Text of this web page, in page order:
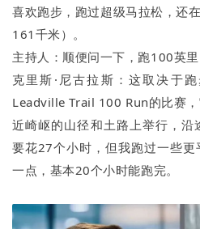
喜欢跑步，跑过超级马拉松，还
161千米）。
主持人：顺便问一下，跑100英
克里斯·尼古拉斯：这取决于
Leadville Trail 100 Run的比赛
近崎岖的山径和土路上举行，沿
要花27个小时，但我跑过一些
一点，基本20个小时能跑完。